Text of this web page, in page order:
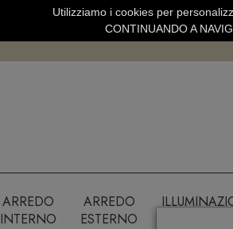
SPEDIZIONE GRATUITA SOPRA 99
ARREDO
INTERNO
ARREDO
ESTERNO
Utilizziamo i cookies per
CONTINUANDO A